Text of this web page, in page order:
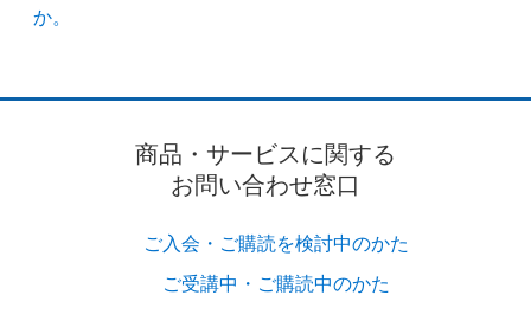
か。
商品・サービスに関する
お問い合わせ窓口
ご入会・ご購読を検討中のかた
ご受講中・ご購読中のかた